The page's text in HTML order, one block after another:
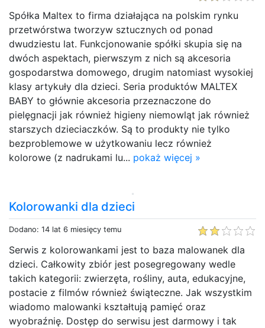
Spółka Maltex to firma działająca na polskim rynku
przetwórstwa tworzyw sztucznych od ponad
dwudziestu lat. Funkcjonowanie spółki skupia się na
dwóch aspektach, pierwszym z nich są akcesoria
gospodarstwa domowego, drugim natomiast wysokiej
klasy artykuły dla dzieci. Seria produktów MALTEX
BABY to głównie akcesoria przeznaczone do
pielęgnacji jak również higieny niemowląt jak również
starszych dzieciaczków. Są to produkty nie tylko
bezproblemowe w użytkowaniu lecz również
kolorowe (z nadrukami lu... pokaż więcej »
Kolorowanki dla dzieci
Dodano: 14 lat 6 miesięcy temu
Serwis z kolorowankami jest to baza malowanek dla
dzieci. Całkowity zbiór jest posegregowany wedle
takich kategorii: zwierzęta, rośliny, auta, edukacyjne,
postacie z filmów również świąteczne. Jak wszystkim
wiadomo malowanki kształtują pamięć oraz
wyobraźnię. Dostęp do serwisu jest darmowy i tak